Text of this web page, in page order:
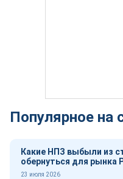
Популярное на
Какие НПЗ выбыли из
обернуться для рынка
23 июля 2026